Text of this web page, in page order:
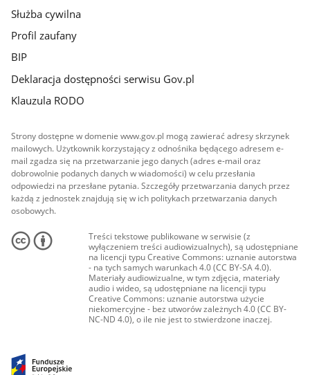
Służba cywilna
Profil zaufany
BIP
Deklaracja dostępności serwisu Gov.pl
Klauzula RODO
Strony dostępne w domenie www.gov.pl mogą zawierać adresy skrzynek
mailowych. Użytkownik korzystający z odnośnika będącego adresem e-
mail zgadza się na przetwarzanie jego danych (adres e-mail oraz
dobrowolnie podanych danych w wiadomości) w celu przesłania
odpowiedzi na przesłane pytania. Szczegóły przetwarzania danych przez
każdą z jednostek znajdują się w ich politykach przetwarzania danych
osobowych.
Treści tekstowe publikowane w serwisie (z
wyłączeniem treści audiowizualnych), są udostępniane
na licencji typu Creative Commons: uznanie autorstwa
- na tych samych warunkach 4.0 (CC BY-SA 4.0).
Materiały audiowizualne, w tym zdjęcia, materiały
audio i wideo, są udostępniane na licencji typu
Creative Commons: uznanie autorstwa użycie
niekomercyjne - bez utworów zależnych 4.0 (CC BY-
NC-ND 4.0), o ile nie jest to stwierdzone inaczej.